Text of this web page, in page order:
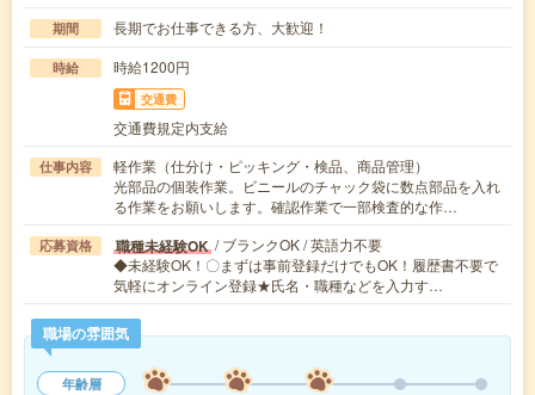
期間 長期でお仕事できる方、大歓迎！
時給 時給1200円
交通費
交通費規定内支給
仕事内容
軽作業（仕分け・ピッキング・検品、商品管理）
光部品の個装作業。ビニールのチャック袋に数点部品を入れ
る作業をお願いします。確認作業で一部検査的な作…
応募資格 職種未経験OK / ブランクOK / 英語力不要
◆未経験OK！〇まずは事前登録だけでもOK！履歴書不要で
気軽にオンライン登録★氏名・職種などを入力す…
職場の雰囲気
年齢層